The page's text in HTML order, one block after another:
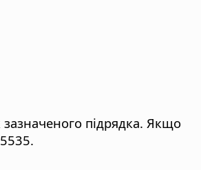
підрядка. Якщо